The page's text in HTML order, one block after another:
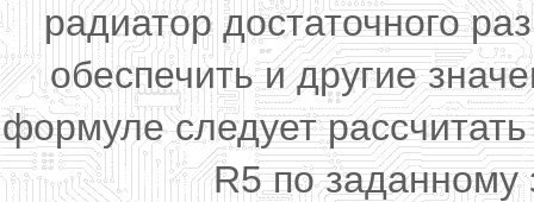
радиатор достаточного
обеспечить и другие
формуле следует
R5 по заданному